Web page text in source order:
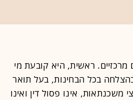
ראשית, היא קובעת מי
בכל הבחינות, בעל תואר
משכנתאות, אינו פסול דין ואינו